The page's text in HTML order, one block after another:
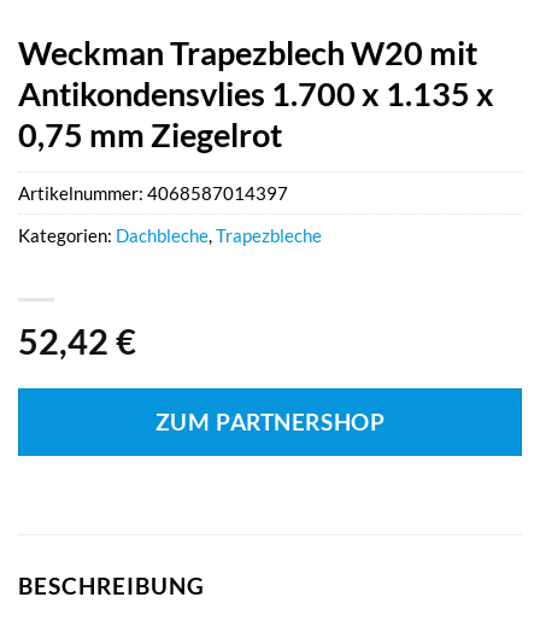
Weckman Trapezblech W20 mit
Antikondensvlies 1.700 x 1.135 x
0,75 mm Ziegelrot
52,42 €
ZUM PARTNERSHOP
Artikelnummer: 4068587014397
Kategorien: Dachbleche,Trapezbleche
BESCHREIBUNG